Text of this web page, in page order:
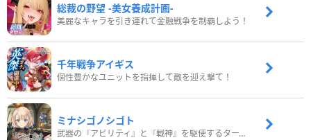
総裁の野望 -美女養成計画-
美麗なキャラを引き連れて金融戦争を制覇しよう！
千年戦争アイギス
個性豊かなユニットを指揮して敵を迎え撃て！
ミナシゴノシゴト
武器の『アビリティ』と『戦神』を駆使するターン制コマンドバトルRPG！